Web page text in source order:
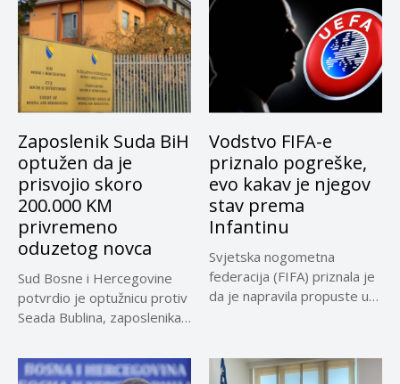
Zaposlenik Suda BiH
optužen da je
prisvojio skoro
200.000 KM
privremeno
oduzetog novca
Sud Bosne i Hercegovine
potvrdio je optužnicu protiv
Seada Bublina, zaposlenika
Vodstvo FIFA-e
priznalo pogreške,
evo kakav je njegov
stav prema
Infantinu
Svjetska nogometna
federacija (FIFA) priznala je
da je napravila propuste u